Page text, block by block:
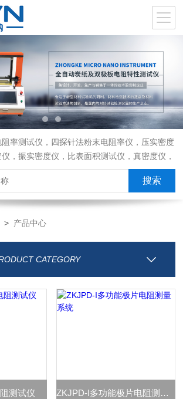
阻率测试仪，四探针法粉末电阻率仪，压实密度
，振实密度仪，比表面积测试仪，真密度仪，
气率仪，炭块二氧化碳反应测定仪
> 产品中心
CATEGORY
测试仪 ZKJPD-I多功能极片电阻测量系统